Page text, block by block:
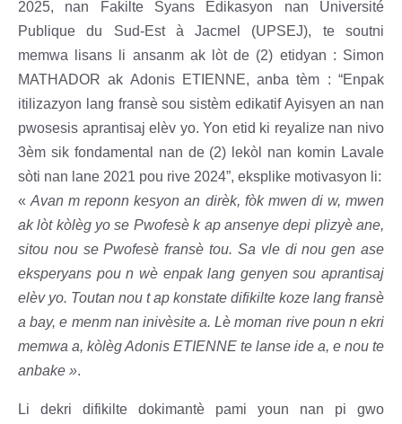
2025, nan Fakilte Syans Edikasyon nan Université
Publique du Sud-Est à Jacmel (UPSEJ), te soutni
memwa lisans li ansanm ak lòt de (2) etidyan : Simon
MATHADOR ak Adonis ETIENNE, anba tèm : “Enpak
itilizazyon lang fransè sou sistèm edikatif Ayisyen an nan
pwosesis aprantisaj elèv yo. Yon etid ki reyalize nan nivo
3èm sik fondamental nan de (2) lekòl nan komin Lavale
sòti nan lane 2021 pou rive 2024”, eksplike motivasyon li:
«Avan m reponn kesyon an dirèk, fòk mwen di w, mwen
ak lòt kòlèg yo se Pwofesè k ap ansenye depi plizyè ane,
sitou nou se Pwofesè fransè tou. Sa vle di nou gen ase
eksperyans pou n wè enpak lang genyen sou aprantisaj
elèv yo. Toutan nou t ap konstate difikilte koze lang fransè
a bay, e menm nan inivèsite a. Lè moman rive poun n ekri
memwa a, kòlèg Adonis ETIENNE te lanse ide a, e nou te
anbake ».
Li dekri difikilte dokimantè pami youn nan pi gwo